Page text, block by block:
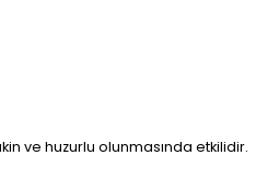
ve huzurlu olunmasında etkilidir.